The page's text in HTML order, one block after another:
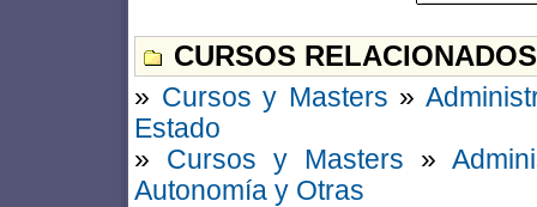
CURSOS
» Cursos y Masters »
Estado
» Cursos y Masters »
Autonomía y Otras